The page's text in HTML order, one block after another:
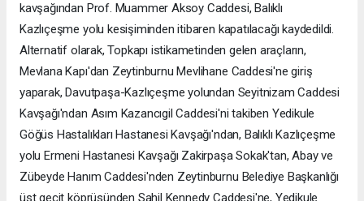
kavşağından Prof. Muammer Aksoy Caddesi, Balıklı
Kazlıçeşme yolu kesişiminden itibaren kapatılacağı kaydedildi.
Alternatif olarak, Topkapı istikametinden gelen araçların,
Mevlana Kapı'dan Zeytinburnu Mevlihane Caddesi'ne giriş
yaparak, Davutpaşa-Kazlıçeşme yolundan Seyitnizam Caddesi
Kavşağı'ndan Asım Kazancıgil Caddesi'ni takiben Yedikule
Göğüs Hastalıkları Hastanesi Kavşağı'ndan, Balıklı Kazlıçeşme
yolu Ermeni Hastanesi Kavşağı Zakirpaşa Sokak'tan, Abay ve
Zübeyde Hanım Caddesi'nden Zeytinburnu Belediye Başkanlığı
üst geçit köprüsünden Sahil Kennedy Caddesi'ne, Yedikule